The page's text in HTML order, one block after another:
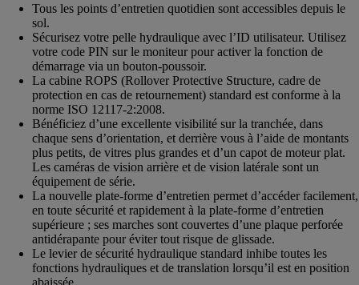
Tous les points d’entretien quotidien sont accessibles depuis le
sol.
Sécurisez votre pelle hydraulique avec l’ID utilisateur. Utilisez
votre code PIN sur le moniteur pour activer la fonction de
démarrage via un bouton-poussoir.
La cabine ROPS (Rollover Protective Structure, cadre de
protection en cas de retournement) standard est conforme à la
norme ISO 12117-2:2008.
Bénéficiez d’une excellente visibilité sur la tranchée, dans
chaque sens d’orientation, et derrière vous à l’aide de montants
plus petits, de vitres plus grandes et d’un capot de moteur plat.
Les caméras de vision arrière et de vision latérale sont un
équipement de série.
La nouvelle plate-forme d’entretien permet d’accéder facilement,
en toute sécurité et rapidement à la plate-forme d’entretien
supérieure ; ses marches sont couvertes d’une plaque perforée
antidérapante pour éviter tout risque de glissade.
Le levier de sécurité hydraulique standard inhibe toutes les
fonctions hydrauliques et de translation lorsqu’il est en position
abaissée.